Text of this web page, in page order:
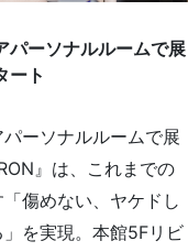
パーソナルルームで展
ート
ーソナルルームで展
』は、これまでの
傷めない、ヤケドし
を実現。本館5Fリビ